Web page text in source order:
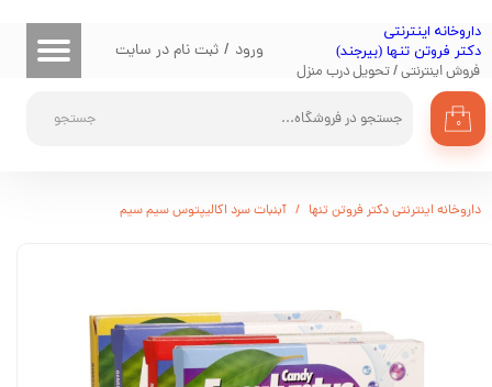
​داروخانه اینترنتی
دکتر فروتن تنها (بیرجند)
فروش اینترنتی / تحویل درب منزل
جستجو ۰
ورود / ثبت نام در سایت
حساب کاربری من
تغییر گذر واژه
سفارشات
خروج از حساب کاربری
داروخانه اینترنتی دکتر فروتن تنها آبنبات سرد اکالیپتوس سیم سیم